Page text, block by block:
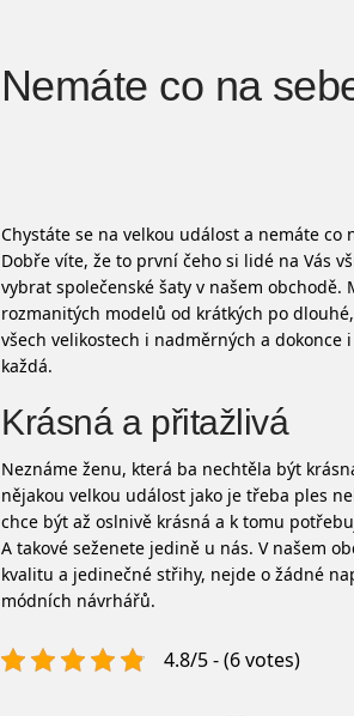
Nemáte co na
Chystáte se na velkou událost a nemáte co
Dobře víte, že to první čeho si lidé na Vás
vybrat společenské šaty v našem obchodě.
rozmanitých modelů od krátkých po
všech velikostech i nadměrných a
každá.
Krásná a přitažlivá
Neznáme ženu, která ba nechtěla být
nějakou velkou událost jako je třeba ples
chce být až oslnivě krásná a k tomu
A takové seženete jedině u nás. V našem
kvalitu a jedinečné střihy, nejde o žádné
módních návrhářů.
4.8/5 - (6 votes)